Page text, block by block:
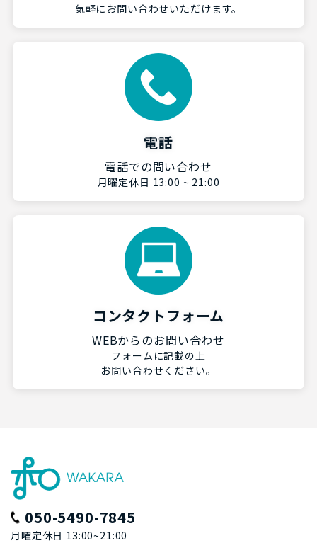
気軽にお問い合わせいただけます。
電話
電話での問い合わせ
月曜定休日 13:00 ~ 21:00
コンタクトフォーム
WEBからのお問い合わせ
フォームに記載の上
お問い合わせください。
050-5490-7845
月曜定休日 13:00~21:00